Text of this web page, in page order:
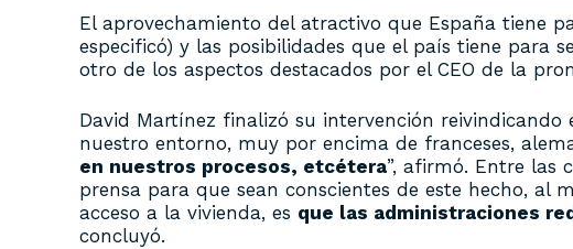
El aprovechamiento del atractivo que España tiene
especificó) y las posibilidades que el país tiene para
otro de los aspectos destacados por el CEO de la
David Martínez finalizó su intervención
nuestro entorno, muy por encima de franceses,
en nuestros procesos, etcétera”, afirmó. Entre las
prensa para que sean conscientes de este hecho, al
acceso a la vivienda, es que las administraciones
concluyó.